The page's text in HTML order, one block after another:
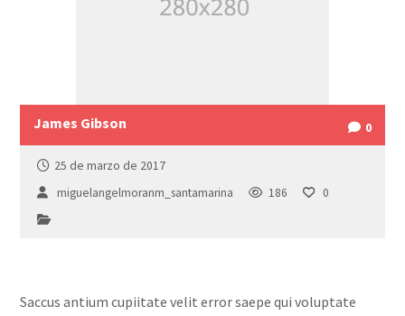
James Gibson 0
25 de marzo de 2017
miguelangelmoranm_santamarina
186 0
Saccus antium cupiitate velit error saepe qui voluptate